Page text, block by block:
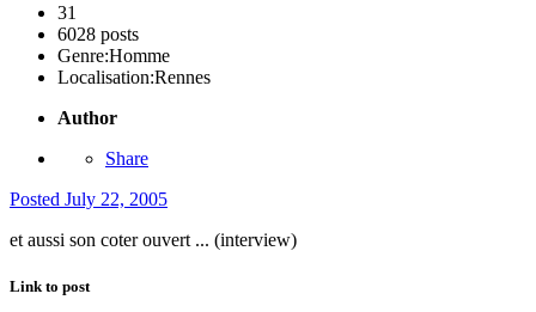
31
6028 posts
Genre:Homme
Localisation:Rennes
Author
Share
Posted July 22, 2005
et aussi son coter ouvert ... (interview)
Link to post